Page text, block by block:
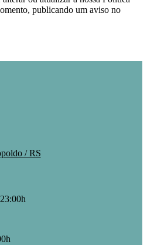
publicando um aviso no
/ RS